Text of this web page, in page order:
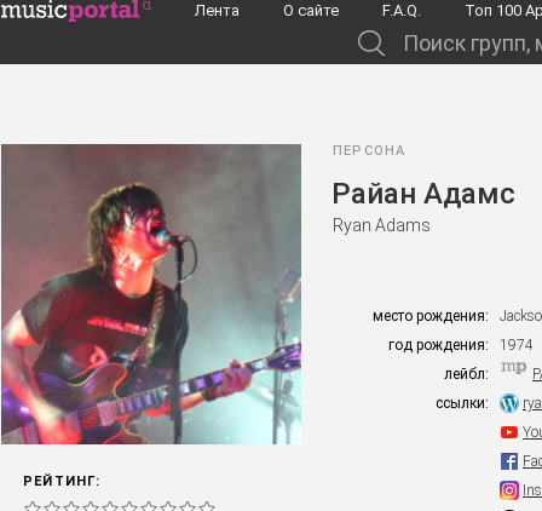
Перейти к основному содержанию
Лента О сайте F.A.Q. Toп 100
РЕЙТИНГ:
ПЕРСОНА
Райан Адамс
Ryan Adams
место рождения:
год рождения:
1974
лейбл:
ссылки: